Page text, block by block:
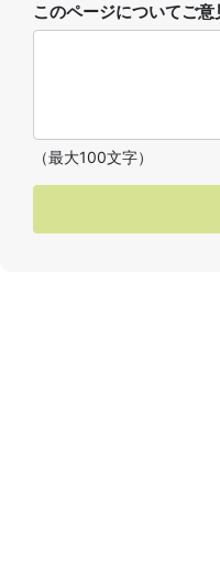
このページについてご
（最大100文字）